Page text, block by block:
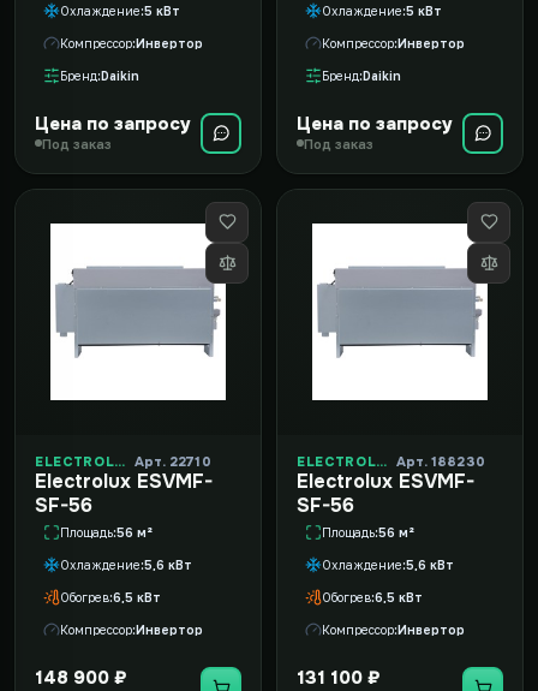
Охлаждение 5 кВт
Компрессор Инвертор
Бренд Daikin
Цена по запросу
Под заказ
Охлаждение 5 кВт
Компрессор Инвертор
Бренд Daikin
Цена по запросу
Под заказ
ELECTROLUX Арт. 22710
Electrolux ESVMF-
SF-56
Площадь 56 м²
Охлаждение 5,6 кВт
Обогрев 6,5 кВт
Компрессор Инвертор
148 900 ₽
ELECTROLUX Арт. 188230
Electrolux ESVMF-
SF-56
Площадь 56 м²
Охлаждение 5,6 кВт
Обогрев 6,5 кВт
Компрессор Инвертор
131 100 ₽